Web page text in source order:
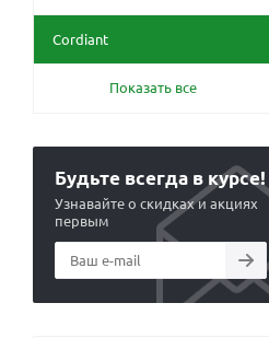
Cordiant
Показать все
Будьте всегда в курсе!
Узнавайте о скидках и акциях
первым